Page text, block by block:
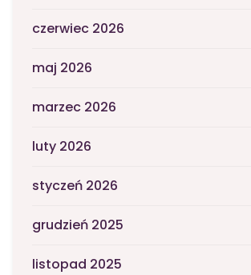
czerwiec 2026
maj 2026
marzec 2026
luty 2026
styczeń 2026
grudzień 2025
listopad 2025